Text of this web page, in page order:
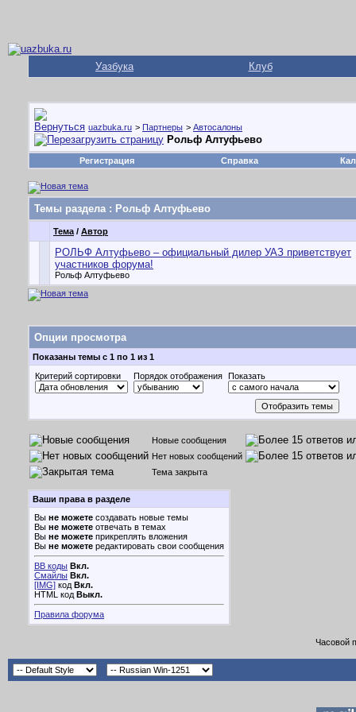
Уазбука Клуб
uazbuka.ru > Партнеры > Автосалоны
Рольф Алтуфьево
Регистрация Справка
Темы раздела: Рольф Алтуфьево
Тема / Автор
РОЛЬФ Алтуфьево – официальный дилер УАЗ приветствует
участников форума!
Рольф Алтуфьево
Опции просмотра
Показаны темы с 1 по 1 из 1
Критерий сортировки
Порядок отображения Показать
Новые сообщения
Нет новых сообщений
Тема закрыта
Ваши права в разделе
Вы не можете создавать новые темы
Вы не можете отвечать в темах
Вы не можете прикреплять вложения
Вы не можете редактировать свои сообщения
BB коды Вкл.
Смайлы Вкл.
[IMG] код Вкл.
HTML код Выкл.
Правила форума
Часовой